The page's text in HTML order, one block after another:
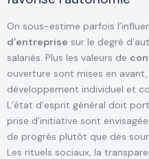
On sous-estime parfois
d’entreprise sur le degré
salariés. Plus les valeurs de
ouverture sont mises en
développement individuel et
L’état d’esprit général doit
prise d’initiative sont
de progrès plutôt que des
Les rituels sociaux, la